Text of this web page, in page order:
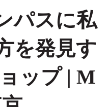
パスに私
を発見す
ップ | M